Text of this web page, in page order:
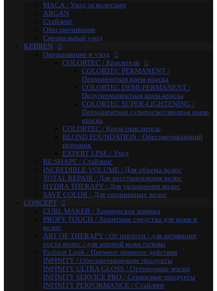
COLORTEC / Крем-окислитель
BLOND FOUNDATION / Обесцвечивающий
порошок
EXPERT LINE / Уход
RE:SHAPE / Стайлинг
INCREDIBLE VOLUME / Для объема волос
TOTAL REPAIR / Для восстановления волос
HYDRA THERAPY / Для увлажнения волос
SAVE COLOR / Для окрашенных волос
CURL MAKER / Химическая завивка
PROFY TOUCH / Защитные средства для кожи и
ART OF THERAPY / От перхоти / для активации
роста волос / для жирной кожи головы
Fashion Look / Пигмент прямого действия
INFINITY / Обесцвечивающие продукты
INFINITY ULTRA GLOSS / Оттеночные маски
INFINITY SERVICE PRO / Сервисные продукты
INFINITY PERFORMANCE / Стайлинг
INFINITY BI-PHASE / Двухфазные спреи
INFINITY VITALITY FORCE / Восстановление
INFINITY COLOR LOCK / Сохранение цвета
INFINITY EXPERT CARE / Салонный уход
INFINITY AQUA BOOST / Увлажнение
Fresh Up / Оттеночный бальзам обогащенный
коллагеном
ANTI-YELLOW / Оттеночные средства для
нейтрализации желтизны
PRO CURLS / Уход за вьющимися волосами
PROFY TOUCH / Уход за волосами
GLOSS EXPERT / Средства для блеска волос
BLOND TOUCH / Средства для осветления волос
ART TOUCH / Стайлинг
MACA / Уход за волосами
ARGAN
Стайлинг
Обесцвечивание
Специальный уход
KEBREN
Окрашивание и уход
COLORTEC / Красители
COLORTEC PERMANENT /
Перманентная крем-краска
COLORTEC DEMI-PERMANENT /
Полуперманентная крем-краска
COLORTEC SUPER-LIGHTENING /
Перманентная суперосветляющая крем-
краска
COLORTEC / Крем-окислитель
BLOND FOUNDATION / Обесцвечивающий
порошок
EXPERT LINE / Уход
RE:SHAPE / Стайлинг
INCREDIBLE VOLUME / Для объема волос
TOTAL REPAIR / Для восстановления волос
HYDRA THERAPY / Для увлажнения волос
SAVE COLOR / Для окрашенных волос
CONCEPT
CURL MAKER / Химическая завивка
PROFY TOUCH / Защитные средства для кожи и
волос
ART OF THERAPY / От перхоти / для активации
роста волос / для жирной кожи головы
Fashion Look / Пигмент прямого действия
INFINITY / Обесцвечивающие продукты
INFINITY ULTRA GLOSS / Оттеночные маски
INFINITY SERVICE PRO / Сервисные продукты
INFINITY PERFORMANCE / Стайлинг